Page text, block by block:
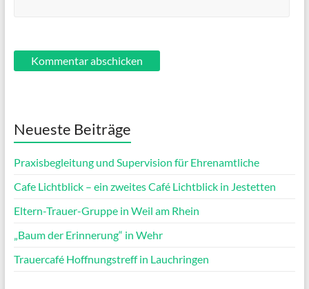
Neueste Beiträge
Praxisbegleitung und Supervision für Ehrenamtliche
Cafe Lichtblick – ein zweites Café Lichtblick in Jestetten
Eltern-Trauer-Gruppe in Weil am Rhein
„Baum der Erinnerung“ in Wehr
Trauercafé Hoffnungstreff in Lauchringen